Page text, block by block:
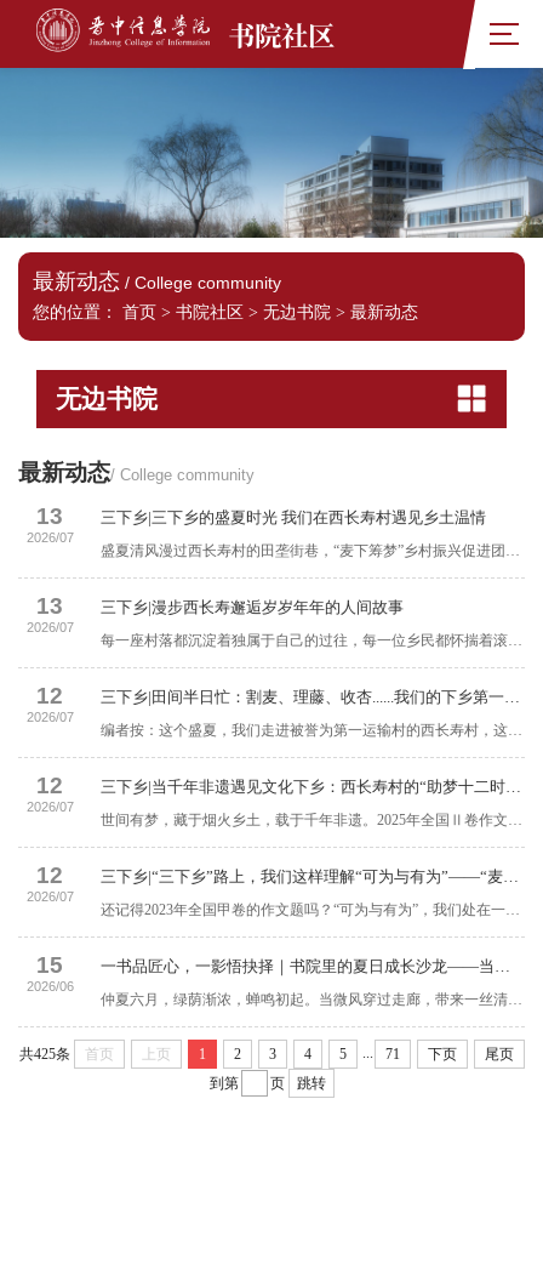
书院社区
最新动态 / College community
您的位置：
首页 > 书院社区 > 无边书院 > 最新动态
无边书院
最新动态/ College community
13
2026/07
三下乡|三下乡的盛夏时光 我们在西长寿村遇见乡土温情
13
2026/07
三下乡|漫步西长寿邂逅岁岁年年的人间故事
12
2026/07
12
2026/07
12
2026/07
15
2026/06
共425条 首页 上页 1 2 3 4 5 71 下页
尾页
到第
页 跳转